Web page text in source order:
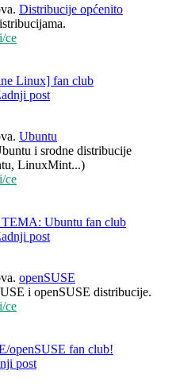
Distribucije općenito
ce
Linux] fan club
post
Ubuntu
i srodne distribucije
LinuxMint...)
ce
TEMA: Ubuntu fan club
post
openSUSE
i openSUSE distribucije.
ce
openSUSE fan club!
post